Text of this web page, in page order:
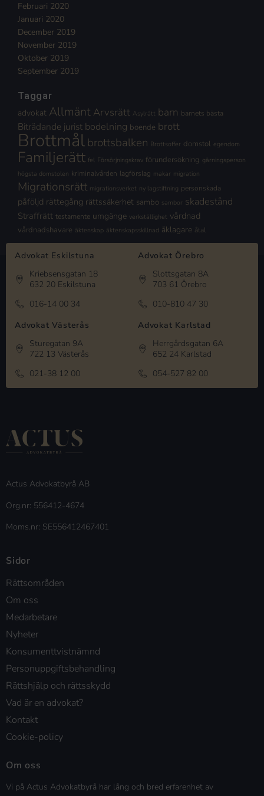
Februari 2020
Januari 2020
December 2019
November 2019
Oktober 2019
September 2019
Taggar
advokat Allmänt Arvsrätt Asylrätt barn barnets bästa
Biträdande jurist bodelning boende brott
Brottmålbrottsbalken Brottsoffer domstol egendom
Familjerätt fel Försörjningskrav förundersökning gärningsperson
högsta domstolen kriminalvården lagförslag makar migration
Migrationsrätt migrationsverket ny lagstiftning personskada
påföljd rättegång rättssäkerhet sambo sambor skadestånd
Straffrätt testamente umgänge verkställighet vårdnad
vårdnadshavare äktenskap äktenskapsskillnad åklagare åtal
Advokat Eskilstuna
Kriebsensgatan 18
632 20 Eskilstuna
016-14 00 34
Advokat Örebro
Slottsgatan 8A
703 61 Örebro
010-810 47 30
Advokat Västerås
Sturegatan 9A
722 13 Västerås
021-38 12 00
Advokat Karlstad
Herrgårdsgatan 6A
652 24 Karlstad
054-527 82 00
Actus Advokatbyrå AB
Org.nr: 556412-4674
Moms.nr: SE556412467401
Sidor
Rättsområden
Om oss
Medarbetare
Nyheter
Konsumenttvistnämnd
Personuppgiftsbehandling
Rättshjälp och rättsskydd
Vad är en advokat?
Kontakt
Cookie-policy
Om oss
Vi på Actus Advokatbyrå har lång och bred erfarenhet av